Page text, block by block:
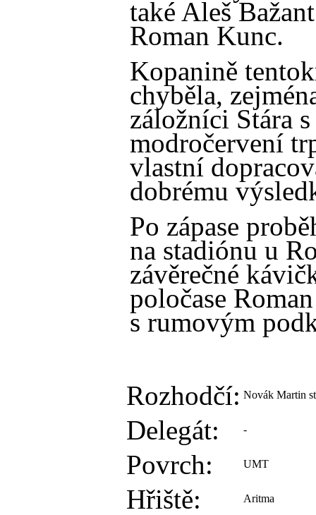
také Aleš
Roman Kunc.
Kopanině
chyběla,
záložníci Stára
modročervení
vlastní
dobrému
Po zápase
na stadiónu u
závěrečné
poločase
s rumovým
Rozhodčí: Novák Martin
Delegát: -
Povrch: UMT
Hřiště: Aritma